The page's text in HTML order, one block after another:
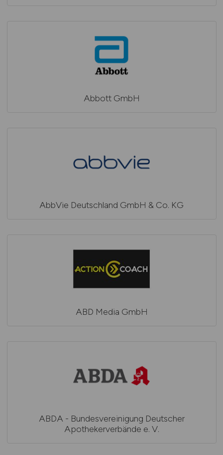
Abbott GmbH
AbbVie Deutschland GmbH & Co. KG
ABD Media GmbH
ABDA - Bundesvereinigung Deutscher
Apothekerverbände e. V.